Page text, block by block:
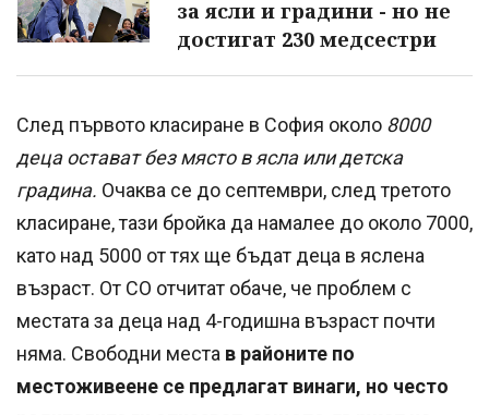
за ясли и градини - но не
достигат 230 медсестри
След първото класиране в София около 8000
деца остават без място в ясла или детска
градина. Очаква се до септември, след третото
класиране, тази бройка да намалее до около 7000,
като над 5000 от тях ще бъдат деца в яслена
възраст. От СО отчитат обаче, че проблем с
местата за деца над 4-годишна възраст почти
няма. Свободни места в районите по
местоживеене се предлагат винаги, но често